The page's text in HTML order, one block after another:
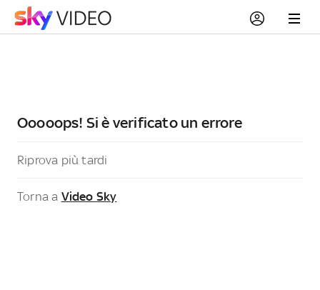
Ooooops! Si è verificato un errore
Riprova più tardi
Torna a Video Sky